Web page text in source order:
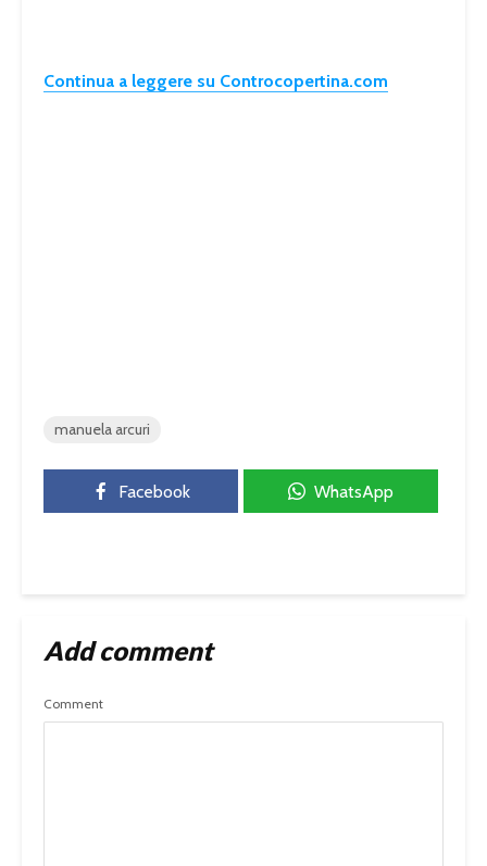
Continua a leggere su Controcopertina.com
manuela arcuri
Facebook WhatsApp
Add comment
Comment